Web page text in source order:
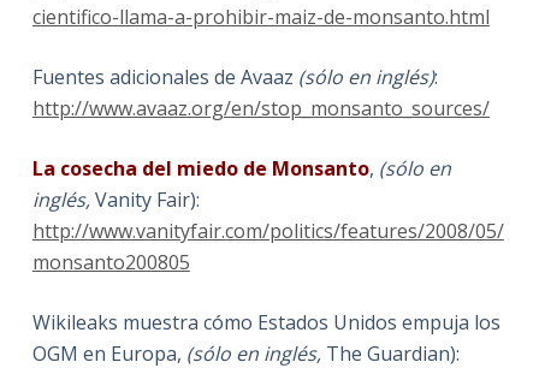
cientifico-llama-a-prohibir-maiz-de-monsanto.html
Fuentes adicionales de Avaaz (sólo en inglés):
http://www.avaaz.org/en/stop_monsanto_sources/
La cosecha del miedo de Monsanto, (sólo en
inglés,Vanity Fair):
http://www.vanityfair.com/politics/features/2008/05/
monsanto200805
Wikileaks muestra cómo Estados Unidos empuja los
OGM en Europa, (sólo en inglés,The Guardian):